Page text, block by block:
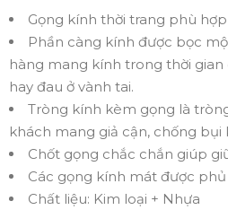
Gọng kính thời trang phù
Phần càng kính được bọc
hàng mang kính trong thời
hay đau ở vành tai.
Tròng kính kèm gọng là
khách mang giả cận, chống bụi
Chốt gọng chắc chắn giúp
Các gọng kính mát được
Chất liệu: Kim loại + Nhựa